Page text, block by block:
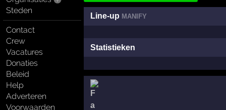
Steden
Contact
Crew
Vacatures
Donaties
Beleid
Help
Adverteren
Voorwaarden
Line-up MANIFY
Statistieken